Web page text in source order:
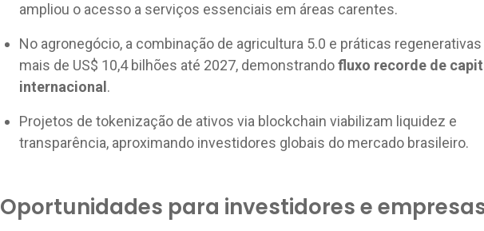
ampliou o acesso a serviços essenciais em áreas carentes.
No agronegócio, a combinação de agricultura 5.0 e práticas regenerativas
mais de US$ 10,4 bilhões até 2027, demonstrandofluxo recorde de
internacional .
Projetos de tokenização de ativos via blockchain viabilizam liquidez e
transparência, aproximando investidores globais do mercado brasileiro.
Oportunidades para investidores e